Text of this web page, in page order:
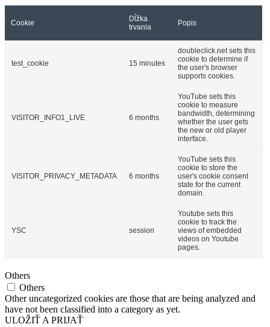
Cookie
Dĺžka
trvania
Popis
test_cookie 15 minutes
doubleclick.net sets this
cookie to determine if
the user's browser
supports cookies.
VISITOR_INFO1_LIVE 6 months
YouTube sets this
cookie to measure
bandwidth, determining
whether the user gets
the new or old player
interface.
VISITOR_PRIVACY_METADATA 6 months
YouTube sets this
cookie to store the
user's cookie consent
state for the current
domain.
YSC session
Youtube sets this
cookie to track the
views of embedded
videos on Youtube
pages.
Others
Others
Other uncategorized cookies are those that are being analyzed and
have not been classified into a category as yet.
ULOŽIŤ A PRIJAŤ